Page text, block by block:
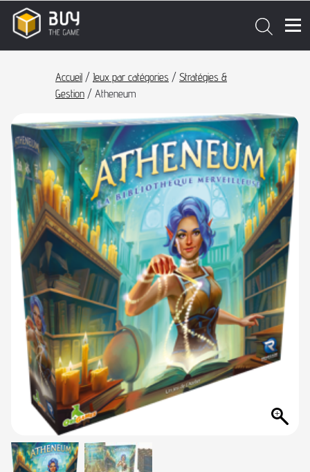
Accueil / Jeux par catégories / Stratégies &
Gestion / Atheneum